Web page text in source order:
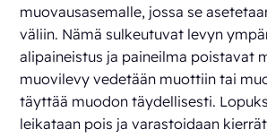
muovausasemalle, jossa se
väliin. Nämä sulkeutuvat levyn
alipaineistus ja paineilma poistavat
muovilevy vedetään muottiin tai
täyttää muodon täydellisesti.
leikataan pois ja varastoidaan